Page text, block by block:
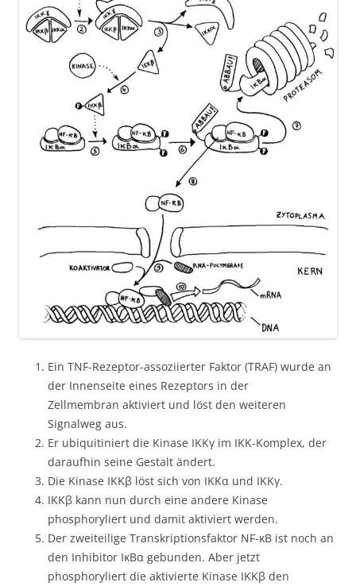
Ein TNF-Rezeptor-assoziierter Faktor (TRAF) wurde an
der Innenseite eines Rezeptors in der
Zellmembran aktiviert und löst den weiteren
Signalweg aus.
Er ubiquitiniert die Kinase IKKγ im IKK-Komplex, der
daraufhin seine Gestalt ändert.
Die Kinase IKKβ löst sich von IKKα und IKKγ.
IKKβ kann nun durch eine andere Kinase
phosphoryliert und damit aktiviert werden.
Der zweiteilige Transkriptionsfaktor NF-κB ist noch an
den Inhibitor IκBα gebunden. Aber jetzt
phosphoryliert die aktivierte Kinase IKKβ den